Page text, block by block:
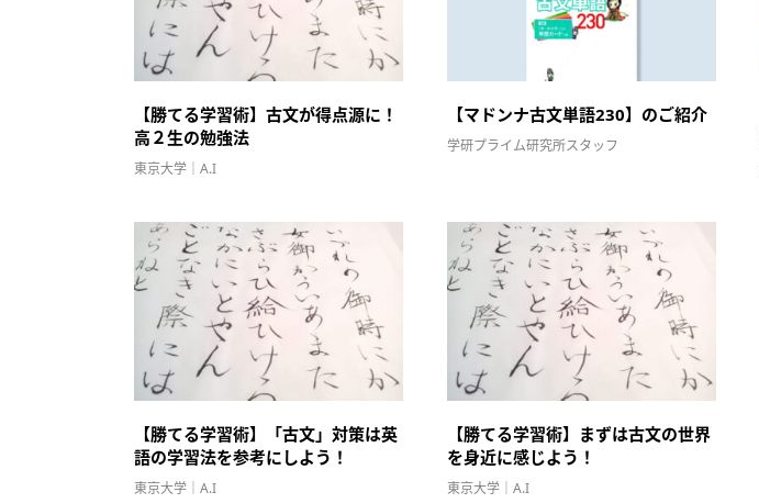
【勝てる学習術】古文が得点源に！
高２生の勉強法
東京大学｜A.I
【マドンナ古文単語230】のご紹介
学研プライム研究所スタッフ
【勝てる学習術】「古文」対策は英
語の学習法を参考にしよう！
東京大学｜A.I
【勝てる学習術】まずは古文の世界
を身近に感じよう！
東京大学｜A.I